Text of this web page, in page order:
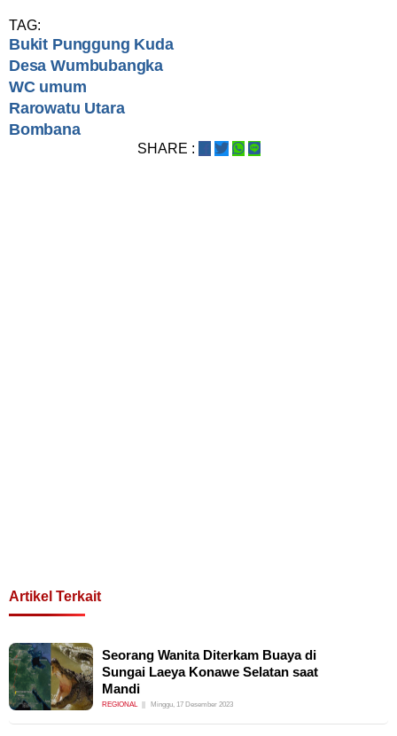
TAG:
Bukit Punggung Kuda
Desa Wumbubangka
WC umum
Rarowatu Utara
Bombana
SHARE :
Artikel Terkait
Seorang Wanita Diterkam Buaya di
Sungai Laeya Konawe Selatan saat
Mandi
REGIONAL Minggu, 17 Desember 2023